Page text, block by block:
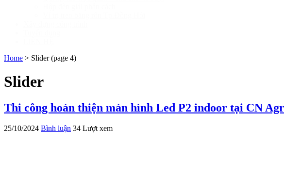
Home > Slider(page 4)
Slider
Thi công hoàn thiện màn hình Led P2 indoor tại CN
25/10/2024 Bình luận 34 Lượt xem